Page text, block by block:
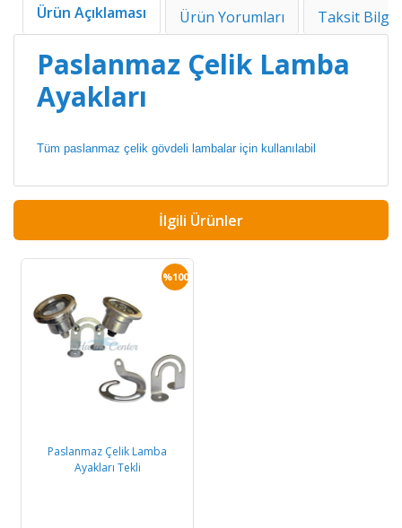
Ürün Açıklaması Ürün Yorumları Taksit
Paslanmaz Çelik Lamba
Ayakları
Tüm paslanmaz çelik gövdeli lambalar için kullanılabil
İlgili Ürünler
%100
Paslanmaz Çelik Lamba
Ayakları Tekli